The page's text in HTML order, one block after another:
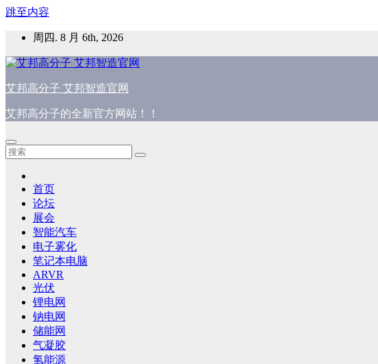
跳至内容
周四. 8 月 6th, 2026
艾邦高分子 艾邦智造官网
艾邦高分子的全新官方网站！！
首页
论坛
展会
智能汽车
电子雾化
笔记本电脑
ARVR
光伏
锂电网
钠电网
储能网
气凝胶
氢能源